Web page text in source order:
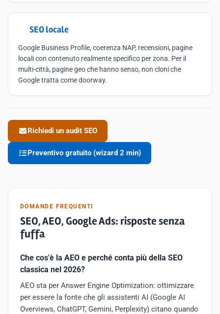
SEO locale
Google Business Profile, coerenza NAP, recensioni, pagine
locali con contenuto realmente specifico per zona. Per il
multi-città, pagine geo che hanno senso, non cloni che
Google tratta come doorway.
Richiedi un audit SEO
Preventivo gratuito (wizard 2 min)
DOMANDE FREQUENTI
SEO, AEO, Google Ads: risposte senza
fuffa
Che cos'è la AEO e perché conta più della SEO
classica nel 2026?
AEO sta per Answer Engine Optimization: ottimizzare
per essere la fonte che gli assistenti AI (Google AI
Overviews, ChatGPT, Gemini, Perplexity) citano quando